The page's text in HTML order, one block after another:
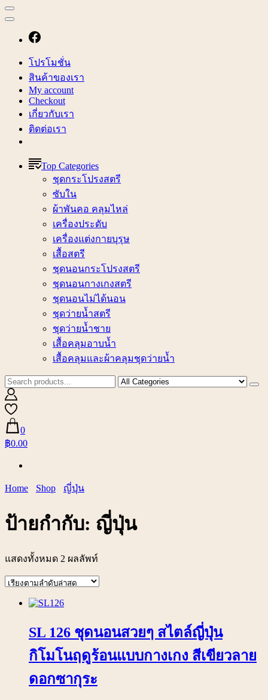
โปรโมชั่น
สินค้าของเรา
My account
Checkout
เกี่ยวกับเรา
ติดต่อเรา
Top Categories
ชุดกระโปรงสตรี
ซับใน
ผ้าพันคอ คลุมไหล่
เครื่องประดับ
เครื่องแต่งกายบุรุษ
เสื้อสตรี
ชุดนอนกระโปรงสตรี
ชุดนอนกางเกงสตรี
ชุดนอนไม่ได้นอน
ชุดว่ายน้ำสตรี
ชุดว่ายน้ำชาย
เสื้อคลุมอาบน้ำ
เสื้อคลุมและผ้าคลุมชุดว่ายน้ำ
0
฿0.00
Home Shop ญี่ปุ่น
ป้ายกำกับ: ญี่ปุ่น
แสดงทั้งหมด 2 ผลลัพท์
SL 126 ชุดนอนสวยๆ สไตล์ญี่ปุ่น
กิโมโนฤดูร้อนแบบกางเกง สีเขียวลาย
ดอกซากุระ